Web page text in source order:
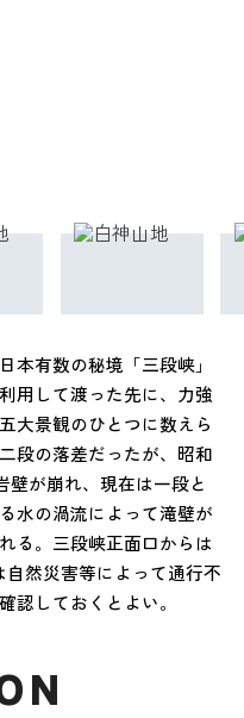
本有数の秘境「三段峡」
用して渡った先に、力強
大景観のひとつに数えら
段の落差だったが、昭和
壁が崩れ、現在は一段と
水の渦流によって滝壁が
る。三段峡正面口からは
然災害等によって通行不
認しておくとよい。